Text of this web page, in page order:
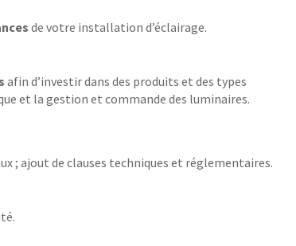
de votre installation d’éclairage.
afin d’investir dans des produits et des types
et la gestion et commande des luminaires.
; ajout de clauses techniques et réglementaires.